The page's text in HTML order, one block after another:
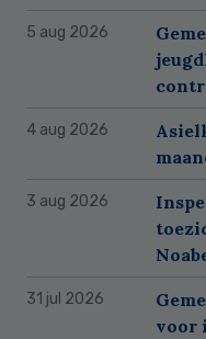
5 aug 2026
4 aug 2026
3 aug 2026
31 jul 2026
voor